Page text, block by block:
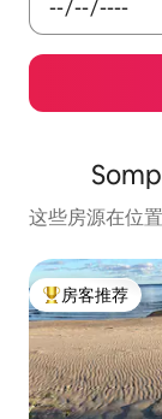
这些房源在位
热门「房客推
房客推荐